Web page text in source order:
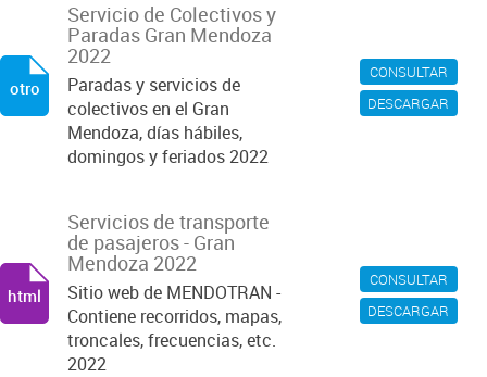
CONSULTAR
DESCARGAR
Servicio de Colectivos y
Paradas Gran Mendoza
2022
Paradas y servicios de
colectivos en el Gran
Mendoza, días hábiles,
domingos y feriados 2022
otro
CONSULTAR
DESCARGAR
Servicios de transporte
de pasajeros - Gran
Mendoza 2022
Sitio web de MENDOTRAN -
Contiene recorridos, mapas,
troncales, frecuencias, etc.
2022
html